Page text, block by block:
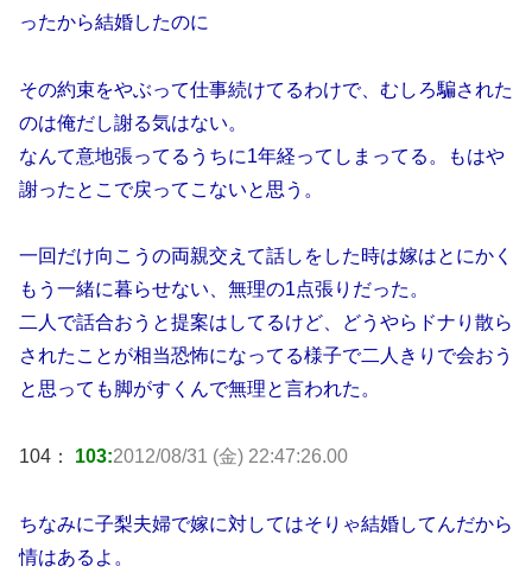
ったから結婚したのに
その約束をやぶって仕事続けてるわけで、むしろ騙された
のは俺だし謝る気はない。
なんて意地張ってるうちに1年経ってしまってる。もはや
謝ったとこで戻ってこないと思う。
一回だけ向こうの両親交えて話しをした時は嫁はとにかく
もう一緒に暮らせない、無理の1点張りだった。
二人で話合おうと提案はしてるけど、どうやらドナり散ら
されたことが相当恐怖になってる様子で二人きりで会おう
と思っても脚がすくんで無理と言われた。
104： 103:2012/08/31 (金) 22:47:26.00
ちなみに子梨夫婦で嫁に対してはそりゃ結婚してんだから
情はあるよ。